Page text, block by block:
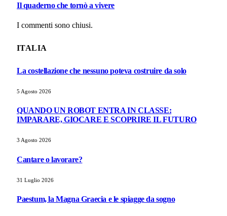
Il quaderno che tornò a vivere
I commenti sono chiusi.
ITALIA
La costellazione che nessuno poteva costruire da solo
5 Agosto 2026
QUANDO UN ROBOT ENTRA IN CLASSE:
IMPARARE, GIOCARE E SCOPRIRE IL FUTURO
3 Agosto 2026
Cantare o lavorare?
31 Luglio 2026
Paestum, la Magna Graecia e le spiagge da sogno